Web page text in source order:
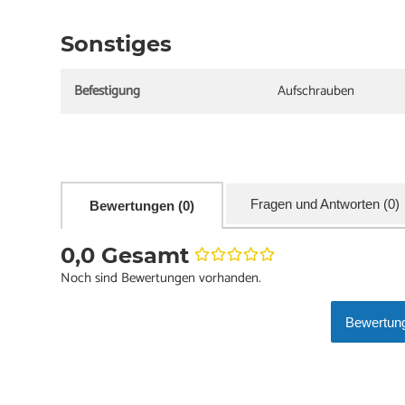
Sonstiges
Befestigung Aufschrauben
Bewertungen (0) Fragen und Antworten (0)
0,0 Gesamt
Noch sind Bewertungen vorhanden.